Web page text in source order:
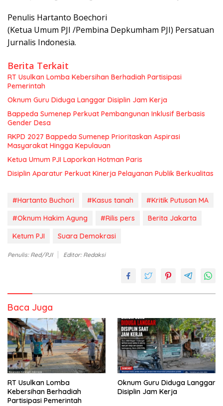
Penulis Hartanto Boechori
(Ketua Umum PJI /Pembina Depkumham PJI) Persatuan
Jurnalis Indonesia.
Berita Terkait
RT Usulkan Lomba Kebersihan Berhadiah Partisipasi
Pemerintah
Oknum Guru Diduga Langgar Disiplin Jam Kerja
Bappeda Sumenep Perkuat Pembangunan Inklusif Berbasis
Gender Desa
RKPD 2027 Bappeda Sumenep Prioritaskan Aspirasi
Masyarakat Hingga Kepulauan
Ketua Umum PJI Laporkan Hotman Paris
Disiplin Aparatur Perkuat Kinerja Pelayanan Publik Berkualitas
#Hartanto Buchori #Kasus tanah
#Kritik Putusan MA
#Oknum Hakim Agung
#Rilis pers
Berita Jakarta
Ketum PJI
Suara Demokrasi
Penulis: Red/PJI Editor: Redaksi
Baca Juga
RT Usulkan Lomba
Kebersihan Berhadiah
Partisipasi Pemerintah
Oknum Guru Diduga Langgar
Disiplin Jam Kerja